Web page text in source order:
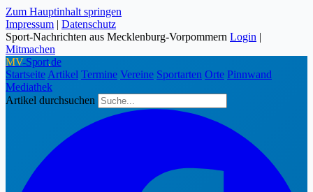
Zum Hauptinhalt springen
Impressum | Datenschutz
Sport-Nachrichten aus Mecklenburg-Vorpommern Login |
Mitmachen
MV-Sport.de
Startseite Artikel Termine Vereine Sportarten Orte Pinnwand
Mediathek
Artikel durchsuchen